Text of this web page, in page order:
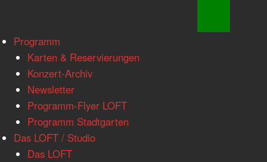
www.loftkoeln.de
navigation
Skip
content
Programm
Karten & Reservierungen
Konzert-Archiv
Newsletter
Programm-Flyer LOFT
Programm Stadtgarten
Das LOFT / Studio
Das LOFT